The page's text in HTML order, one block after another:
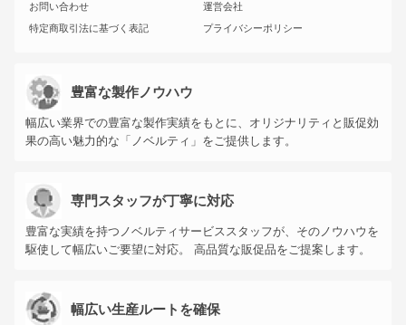
お問い合わせ
運営会社
特定商取引法に基づく表記
プライバシーポリシー
豊富な製作ノウハウ
幅広い業界での豊富な製作実績をもとに、オリジナリティと販促効
果の高い魅力的な「ノベルティ」をご提供します。
専門スタッフが丁寧に対応
豊富な実績を持つノベルティサービススタッフが、そのノウハウを
駆使して幅広いご要望に対応。 高品質な販促品をご提案します。
幅広い生産ルートを確保